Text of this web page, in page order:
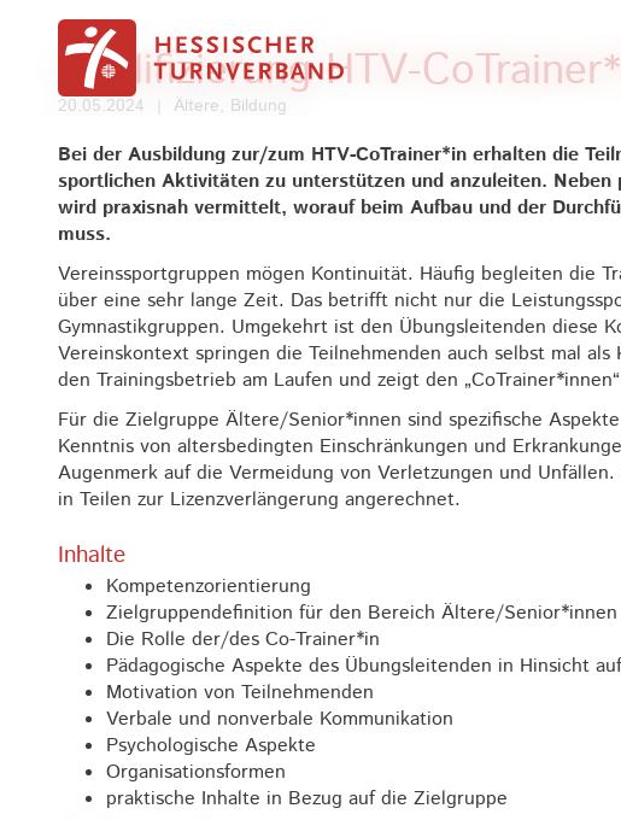
Qualifizierung HTV-
20.05.2024 Ältere, Bildung
Bei der Ausbildung zur/zum HTV-CoTrainer*in erhalten die
sportlichen Aktivitäten zu unterstützen und anzuleiten. Neben
wird praxisnah vermittelt, worauf beim Aufbau und der
muss.
Vereinssportgruppen mögen Kontinuität. Häufig begleiten die
über eine sehr lange Zeit. Das betrifft nicht nur die
Gymnastikgruppen. Umgekehrt ist den Übungsleitenden diese
Vereinskontext springen die Teilnehmenden auch selbst mal
den Trainingsbetrieb am Laufen und zeigt den
Für die Zielgruppe Ältere/Senior*innen sind spezifische
Kenntnis von altersbedingten Einschränkungen und
Augenmerk auf die Vermeidung von Verletzungen und
in Teilen zur Lizenzverlängerung angerechnet.
Inhalte
Kompetenzorientierung
Zielgruppendefinition für den Bereich Ältere/Senior*innen
Die Rolle der/des Co-Trainer*in
Pädagogische Aspekte des Übungsleitenden in Hinsicht
Motivation von Teilnehmenden
Verbale und nonverbale Kommunikation
Psychologische Aspekte
Organisationsformen
praktische Inhalte in Bezug auf die Zielgruppe